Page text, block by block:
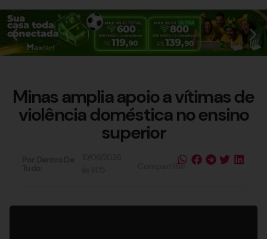
Minas amplia apoio a vítimas de
violência doméstica no ensino
superior
Compartilhe